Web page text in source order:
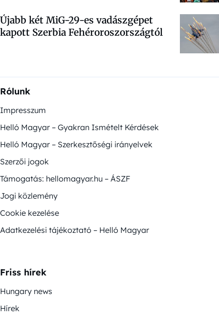
Újabb két MiG-29-es vadászgépet
kapott Szerbia Fehéroroszországtól
Rólunk
Impresszum
Helló Magyar – Gyakran Ismételt Kérdések
Helló Magyar – Szerkesztőségi irányelvek
Szerzői jogok
Támogatás: hellomagyar.hu – ÁSZF
Jogi közlemény
Cookie kezelése
Adatkezelési tájékoztató – Helló Magyar
Friss hírek
Hungary news
Hírek